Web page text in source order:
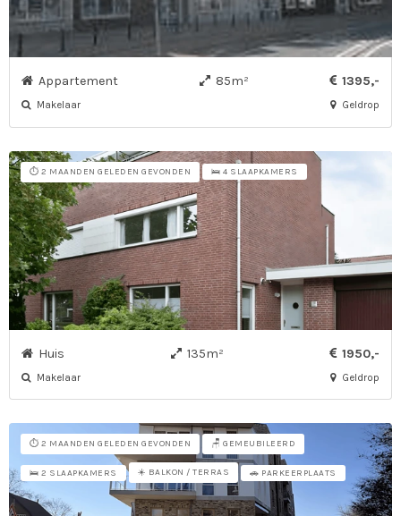
Appartement 85m² 1395,-
Makelaar Geldrop
⏱️ 2 MAANDEN GELEDEN GEVONDEN 🛌 4 SLAAPKAMERS
Huis 135m² 1950,-
Makelaar Geldrop
⏱️ 2 MAANDEN GELEDEN GEVONDEN 🪑 GEMEUBILEERD
🛌 2 SLAAPKAMERS ☀️ BALKON / TERRAS 🚗 PARKEERPLAATS